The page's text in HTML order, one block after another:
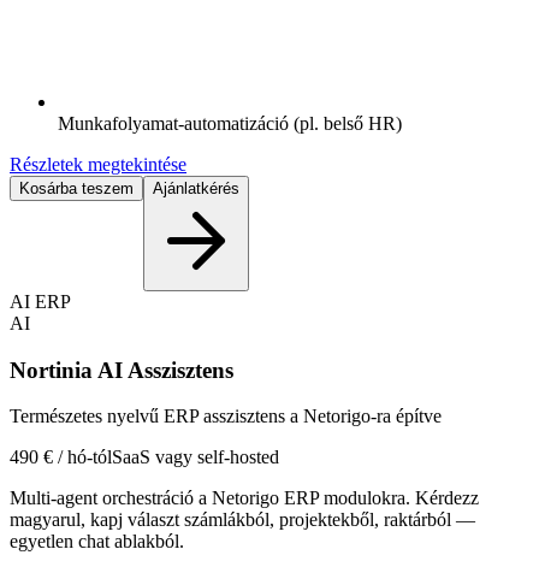
Munkafolyamat-automatizáció (pl. belső HR)
Részletek megtekintése
Kosárba teszem Ajánlatkérés
AI ERP
AI
Nortinia AI Asszisztens
Természetes nyelvű ERP asszisztens a Netorigo-ra építve
490 € / hó-tólSaaS vagy self-hosted
Multi-agent orchestráció a Netorigo ERP modulokra. Kérdezz
magyarul, kapj választ számlákból, projektekből, raktárból —
egyetlen chat ablakból.